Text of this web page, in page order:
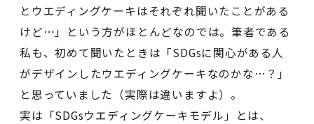
とウエディングケーキはそれぞれ聞いたことがある
けど…」という方がほとんどなのでは。筆者である
私も、初めて聞いたときは「SDGsに関心がある人
がデザインしたウエディングケーキなのかな…？」
と思っていました（実際は違いますよ）。
実は「SDGsウエディングケーキモデル」とは、